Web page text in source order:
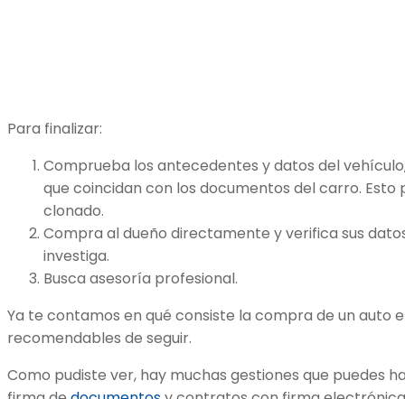
Para finalizar:
Comprueba los antecedentes y datos del
que coincidan con los documentos del carro.
clonado.
Compra al dueño directamente y verifica sus
investiga.
Busca asesoría profesional.
Ya te contamos en qué consiste la compra de un auto
recomendables de seguir.
Como pudiste ver, hay muchas gestiones que puedes